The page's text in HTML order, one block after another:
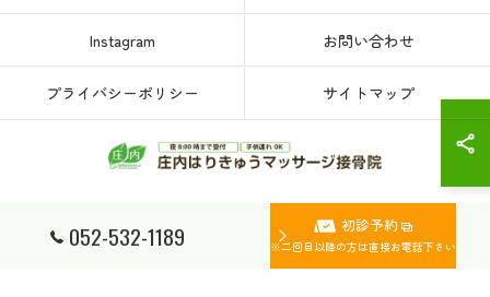
052-532-1189 初診予約
※二回目以降の方は直接お電話下さい
Instagram お問い合わせ
プライバシーポリシー サイトマップ
© 2026 愛知県、名古屋市西区の接骨院なら庄内はりきゅうマッサージ接骨院 ALL
RIGHTS RESERVED.